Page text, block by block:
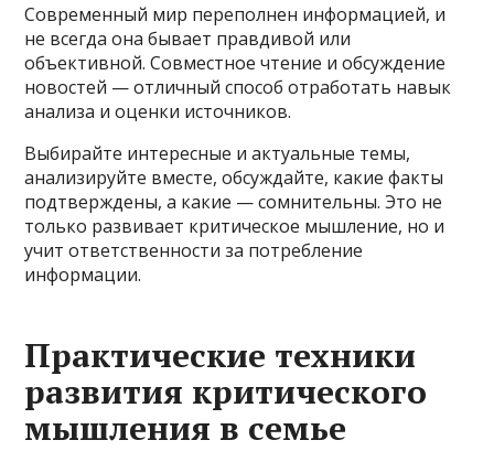
Современный мир переполнен информацией, и
не всегда она бывает правдивой или
объективной. Совместное чтение и обсуждение
новостей — отличный способ отработать навык
анализа и оценки источников.
Выбирайте интересные и актуальные темы,
анализируйте вместе, обсуждайте, какие факты
подтверждены, а какие — сомнительны. Это не
только развивает критическое мышление, но и
учит ответственности за потребление
информации.
Практические техники
развития критического
мышления в семье